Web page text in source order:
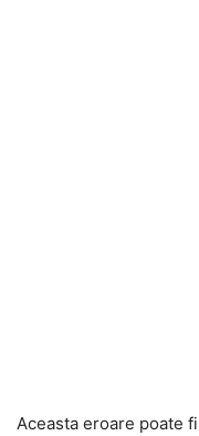
Aceasta eroare poate